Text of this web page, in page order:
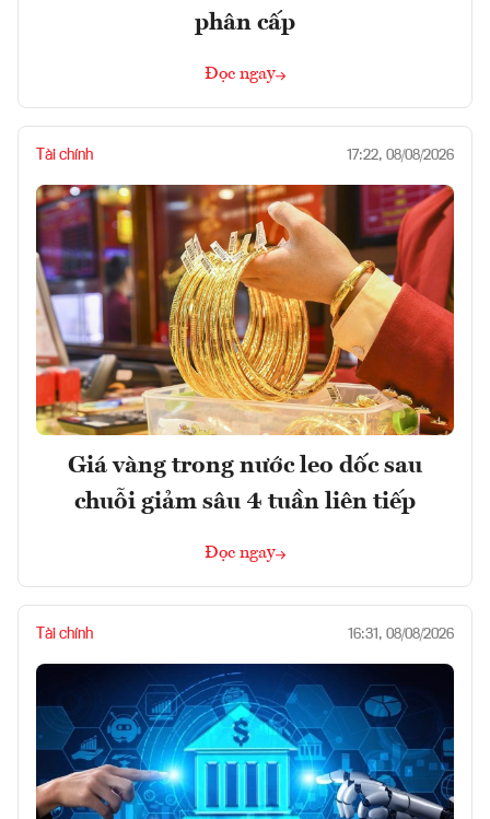
phân cấp
Đọc ngay
Tài chính 17:22, 08/08/2026
Giá vàng trong nước leo dốc sau
chuỗi giảm sâu 4 tuần liên tiếp
Đọc ngay
Tài chính 16:31, 08/08/2026